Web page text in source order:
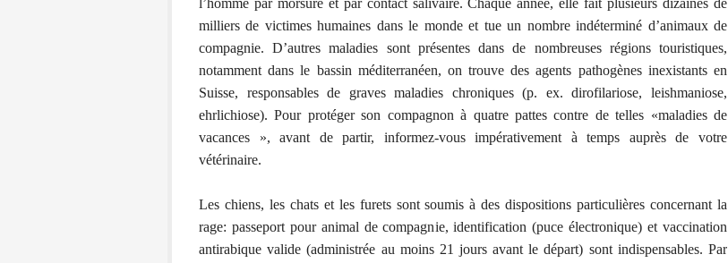
l’homme par morsure et par contact salivaire. Chaque année, elle fait plusieurs dizaines de
milliers de victimes humaines dans le monde et tue un nombre indéterminé d’animaux de
compagnie. D’autres maladies sont présentes dans de nombreuses régions touristiques,
notamment dans le bassin méditerranéen, on trouve des agents pathogènes inexistants en
Suisse, responsables de graves maladies chroniques (p. ex. dirofilariose, leishmaniose,
ehrlichiose). Pour protéger son compagnon à quatre pattes contre de telles «maladies de
vacances », avant de partir, informez-vous impérativement à temps auprès de votre
vétérinaire.
Les chiens, les chats et les furets sont soumis à des dispositions particulières concernant la
rage: passeport pour animal de compagnie, identification (puce électronique) et vaccination
antirabique valide (administrée au moins 21 jours avant le départ) sont indispensables. Par